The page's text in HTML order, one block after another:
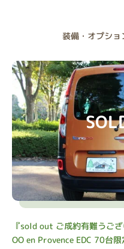
装備・オプシ
『sold out ご成約有難うご
OO en Provence EDC 70台